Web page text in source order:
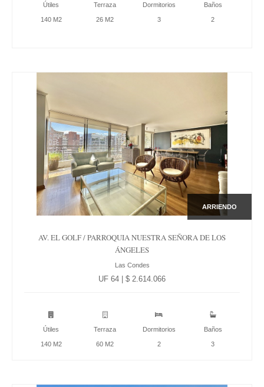
Útiles
140 M2
Terraza
26 M2
Dormitorios
3
Baños
2
ARRIENDO
AV. EL GOLF / PARROQUIA NUESTRA SEÑORA DE LOS
ÁNGELES
Las Condes
UF 64 | $ 2.614.066
Útiles
140 M2
Terraza
60 M2
Dormitorios
2
Baños
3